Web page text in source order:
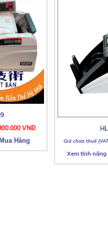
VNĐ
Xem tính năng